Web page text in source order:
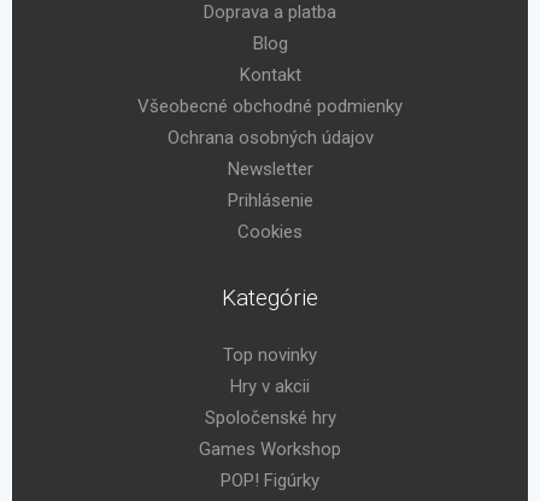
Doprava a platba
Blog
Kontakt
Všeobecné obchodné podmienky
Ochrana osobných údajov
Newsletter
Prihlásenie
Cookies
Kategórie
Top novinky
Hry v akcii
Spoločenské hry
Games Workshop
POP! Figúrky